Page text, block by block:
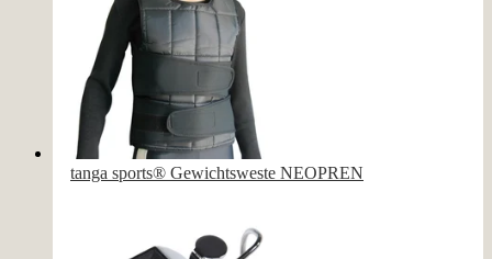
tanga sports® Gewichtsweste NEOPREN